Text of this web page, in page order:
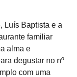
Luís Baptista e a
familiar
alma e
degustar no nº
com uma